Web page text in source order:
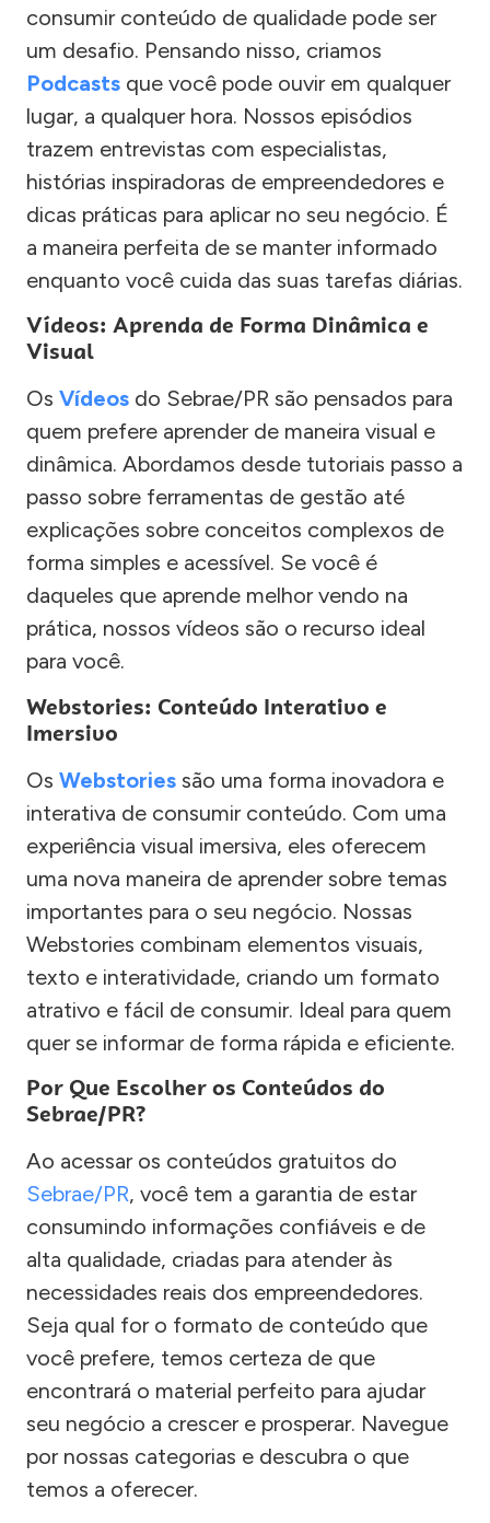
consumir conteúdo de qualidade pode ser
um desafio. Pensando nisso, criamos
Podcasts que você pode ouvir em qualquer
lugar, a qualquer hora. Nossos episódios
trazem entrevistas com especialistas,
histórias inspiradoras de empreendedores e
dicas práticas para aplicar no seu negócio. É
a maneira perfeita de se manter informado
enquanto você cuida das suas tarefas diárias.
Vídeos: Aprenda de Forma Dinâmica e
Visual
Os Vídeos do Sebrae/PR são pensados para
quem prefere aprender de maneira visual e
dinâmica. Abordamos desde tutoriais passo a
passo sobre ferramentas de gestão até
explicações sobre conceitos complexos de
forma simples e acessível. Se você é
daqueles que aprende melhor vendo na
prática, nossos vídeos são o recurso ideal
para você.
Webstories: Conteúdo Interativo e
Imersivo
Os Webstories são uma forma inovadora e
interativa de consumir conteúdo. Com uma
experiência visual imersiva, eles oferecem
uma nova maneira de aprender sobre temas
importantes para o seu negócio. Nossas
Webstories combinam elementos visuais,
texto e interatividade, criando um formato
atrativo e fácil de consumir. Ideal para quem
quer se informar de forma rápida e eficiente.
Por Que Escolher os Conteúdos do
Sebrae/PR?
Ao acessar os conteúdos gratuitos do
Sebrae/PR, você tem a garantia de estar
consumindo informações confiáveis e de
alta qualidade, criadas para atender às
necessidades reais dos empreendedores.
Seja qual for o formato de conteúdo que
você prefere, temos certeza de que
encontrará o material perfeito para ajudar
seu negócio a crescer e prosperar. Navegue
por nossas categorias e descubra o que
temos a oferecer.